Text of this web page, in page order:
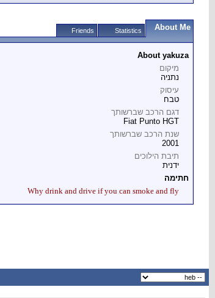
About Me
Statistics
Friends
About yakuza
מיקום
נתניה
עיסוק
טבח
דגם הרכב שברשותך
Fiat Punto HGT
שנת הרכב שברשותך
2001
תיבת הילוכים
ידנית
חתימה
Why drink and drive if you can smoke and fly